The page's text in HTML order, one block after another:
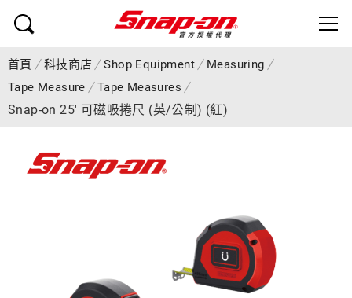
首頁 科技商店 Shop Equipment
Measuring
Tape Measure
Tape Measures
Snap-on 25' 可磁吸捲尺 (英/公制) (紅)